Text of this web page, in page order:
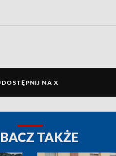
NA X
TAKŻE